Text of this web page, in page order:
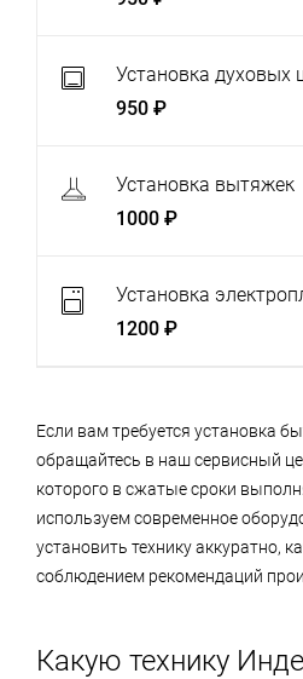
Установка духовых
950 ₽
Установка вытяжек
1000 ₽
Установка
1200 ₽
Если вам требуется установка
обращайтесь в наш сервисный
которого в сжатые сроки
используем современное
установить технику аккуратно,
соблюдением рекомендаций
Какую технику